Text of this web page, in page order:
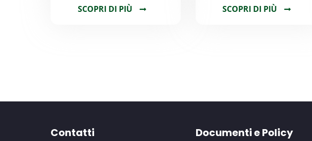
SCOPRI DI PIÙ SCOPRI DI PIÙ
Contatti Documenti e Policy